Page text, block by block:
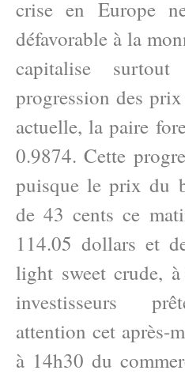
crise en Europe
défavorable à la
capitalise
progression des
actuelle, la paire
0.9874. Cette
puisque le prix du
de 43 cents ce
114.05 dollars et
light sweet crude,
investisseurs
attention cet après-
à 14h30 du